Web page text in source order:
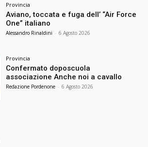
Provincia
Aviano, toccata e fuga dell’ “Air Force
One” italiano
Alessandro Rinaldini - 6 Agosto 2026
Provincia
Confermato doposcuola
associazione Anche noi a cavallo
Redazione Pordenone - 6 Agosto 2026